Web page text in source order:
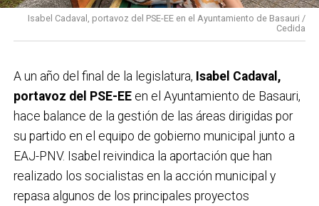
Isabel Cadaval, portavoz del PSE-EE en el Ayuntamiento de Basauri /
Cedida
A un año del final de la legislatura, Isabel Cadaval,
portavoz del PSE-EEen el Ayuntamiento de Basauri,
hace balance de la gestión de las áreas dirigidas por
su partido en el equipo de gobierno municipal junto a
EAJ-PNV. Isabel reivindica la aportación que han
realizado los socialistas en la acción municipal y
repasa algunos de los principales proyectos